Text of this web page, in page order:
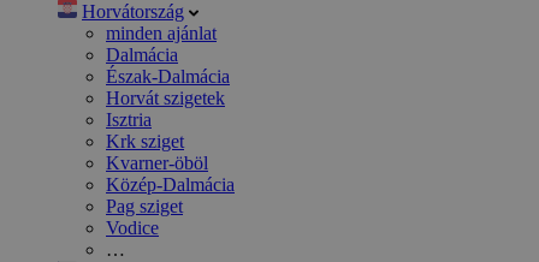
Horvátország
minden ajánlat
Dalmácia
Észak-Dalmácia
Horvát szigetek
Isztria
Krk sziget
Kvarner-öböl
Közép-Dalmácia
Pag sziget
Vodice
…